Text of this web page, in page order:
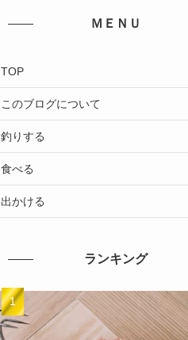
ＭＥＮＵ
TOP
このブログについて
釣りする
食べる
出かける
ランキング